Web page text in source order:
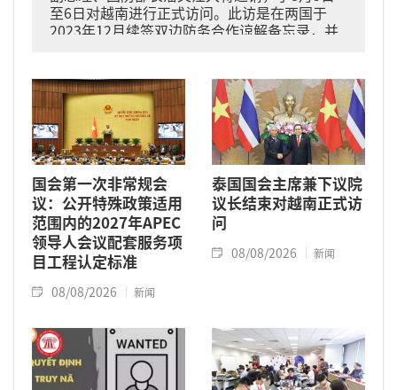
至6日对越南进行正式访问。此访是在两国于
2023年12月续签双边防务合作谅解备忘录，并
国会第一次非常规会
议：公开特殊政策适用
范围内的2027年APEC
领导人会议配套服务项
目工程认定标准
08/08/2026 新闻
泰国国会主席兼下议院
议长结束对越南正式访
问
08/08/2026 新闻